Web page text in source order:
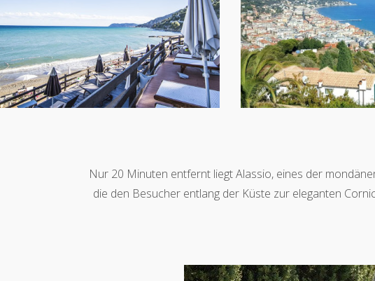
Nur 20 Minuten entfernt liegt Alassio, eines der
die den Besucher entlang der Küste zur eleganten